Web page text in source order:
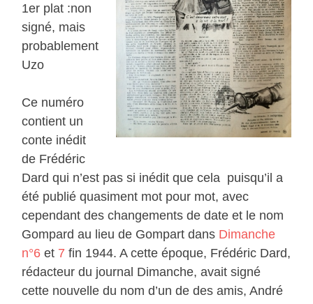
1er plat :non
signé, mais
probablement
Uzo
Ce numéro
contient un
conte inédit
de Frédéric
Dard qui n’est pas si inédit que cela puisqu’il a
été publié quasiment mot pour mot, avec
cependant des changements de date et le nom
Gompard au lieu de Gompart dans Dimanche
n°6 et 7 fin 1944. A cette époque, Frédéric Dard,
rédacteur du journal Dimanche, avait signé
cette nouvelle du nom d’un de des amis, André